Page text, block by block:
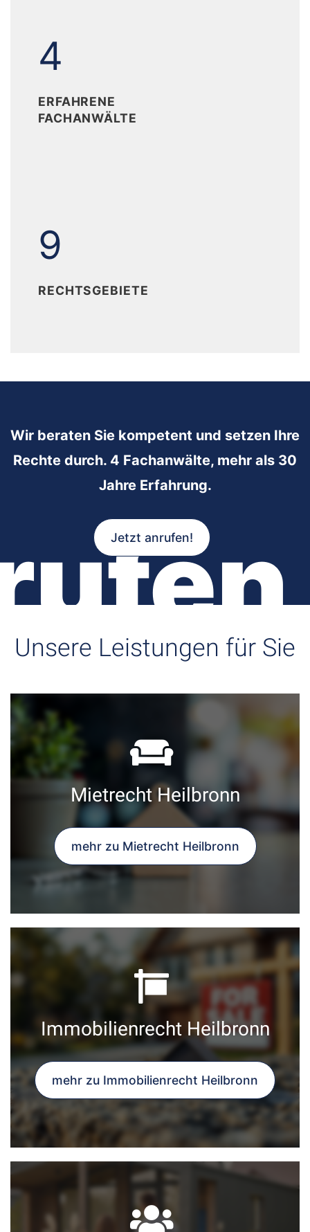
4
ERFAHRENE
FACHANWÄLTE
9
RECHTSGEBIETE
Wir beraten Sie kompetent und setzen Ihre
Rechte durch. 4 Fachanwälte, mehr als 30
Jahre Erfahrung.
Jetzt anrufen!
Unsere Leistungen für Sie
Mietrecht Heilbronn
mehr zu Mietrecht Heilbronn
Immobilienrecht Heilbronn
mehr zu Immobilienrecht Heilbronn